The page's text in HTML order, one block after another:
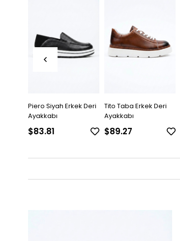
Tito Taba Erkek Deri
Ayakkabı
$89.27
Riva Siyah Süet Erkek
Deri Ayakkabı
$83.81